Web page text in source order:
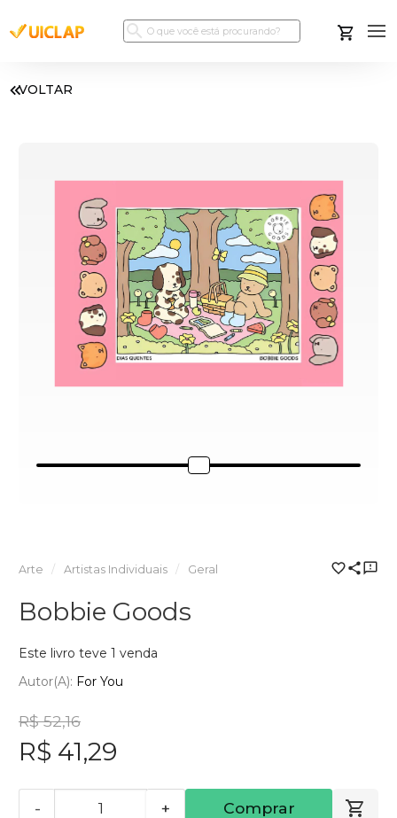
VOLTAR
Arte Artistas Individuais Geral
Bobbie Goods
Este livro teve 1 venda
Autor(a): For You
R$ 52,16
R$ 41,29
- + Comprar